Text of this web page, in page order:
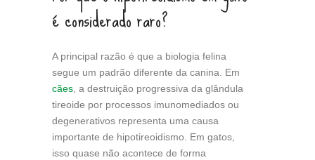
é considerado raro?
A principal razão é que a biologia felina
segue um padrão diferente da canina. Em
cães , a destruição progressiva da glândula
tireoide por processos imunomediados ou
degenerativos representa uma causa
importante de hipotireoidismo. Em gatos,
isso quase não acontece de forma